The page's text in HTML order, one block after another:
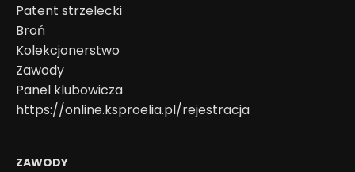
Patent strzelecki
Broń
Kolekcjonerstwo
Zawody
Panel klubowicza
https://online.ksproelia.pl/rejestracja
ZAWODY